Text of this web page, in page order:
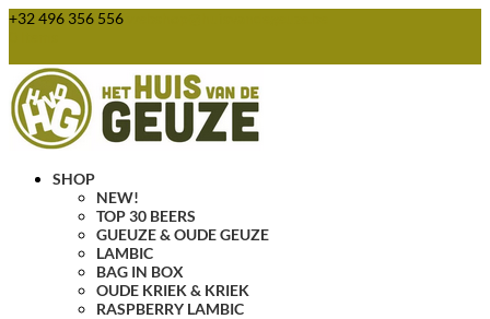
+32 496 356 556
SHOP
NEW!
TOP 30 BEERS
GUEUZE & OUDE GEUZE
LAMBIC
BAG IN BOX
OUDE KRIEK & KRIEK
RASPBERRY LAMBIC